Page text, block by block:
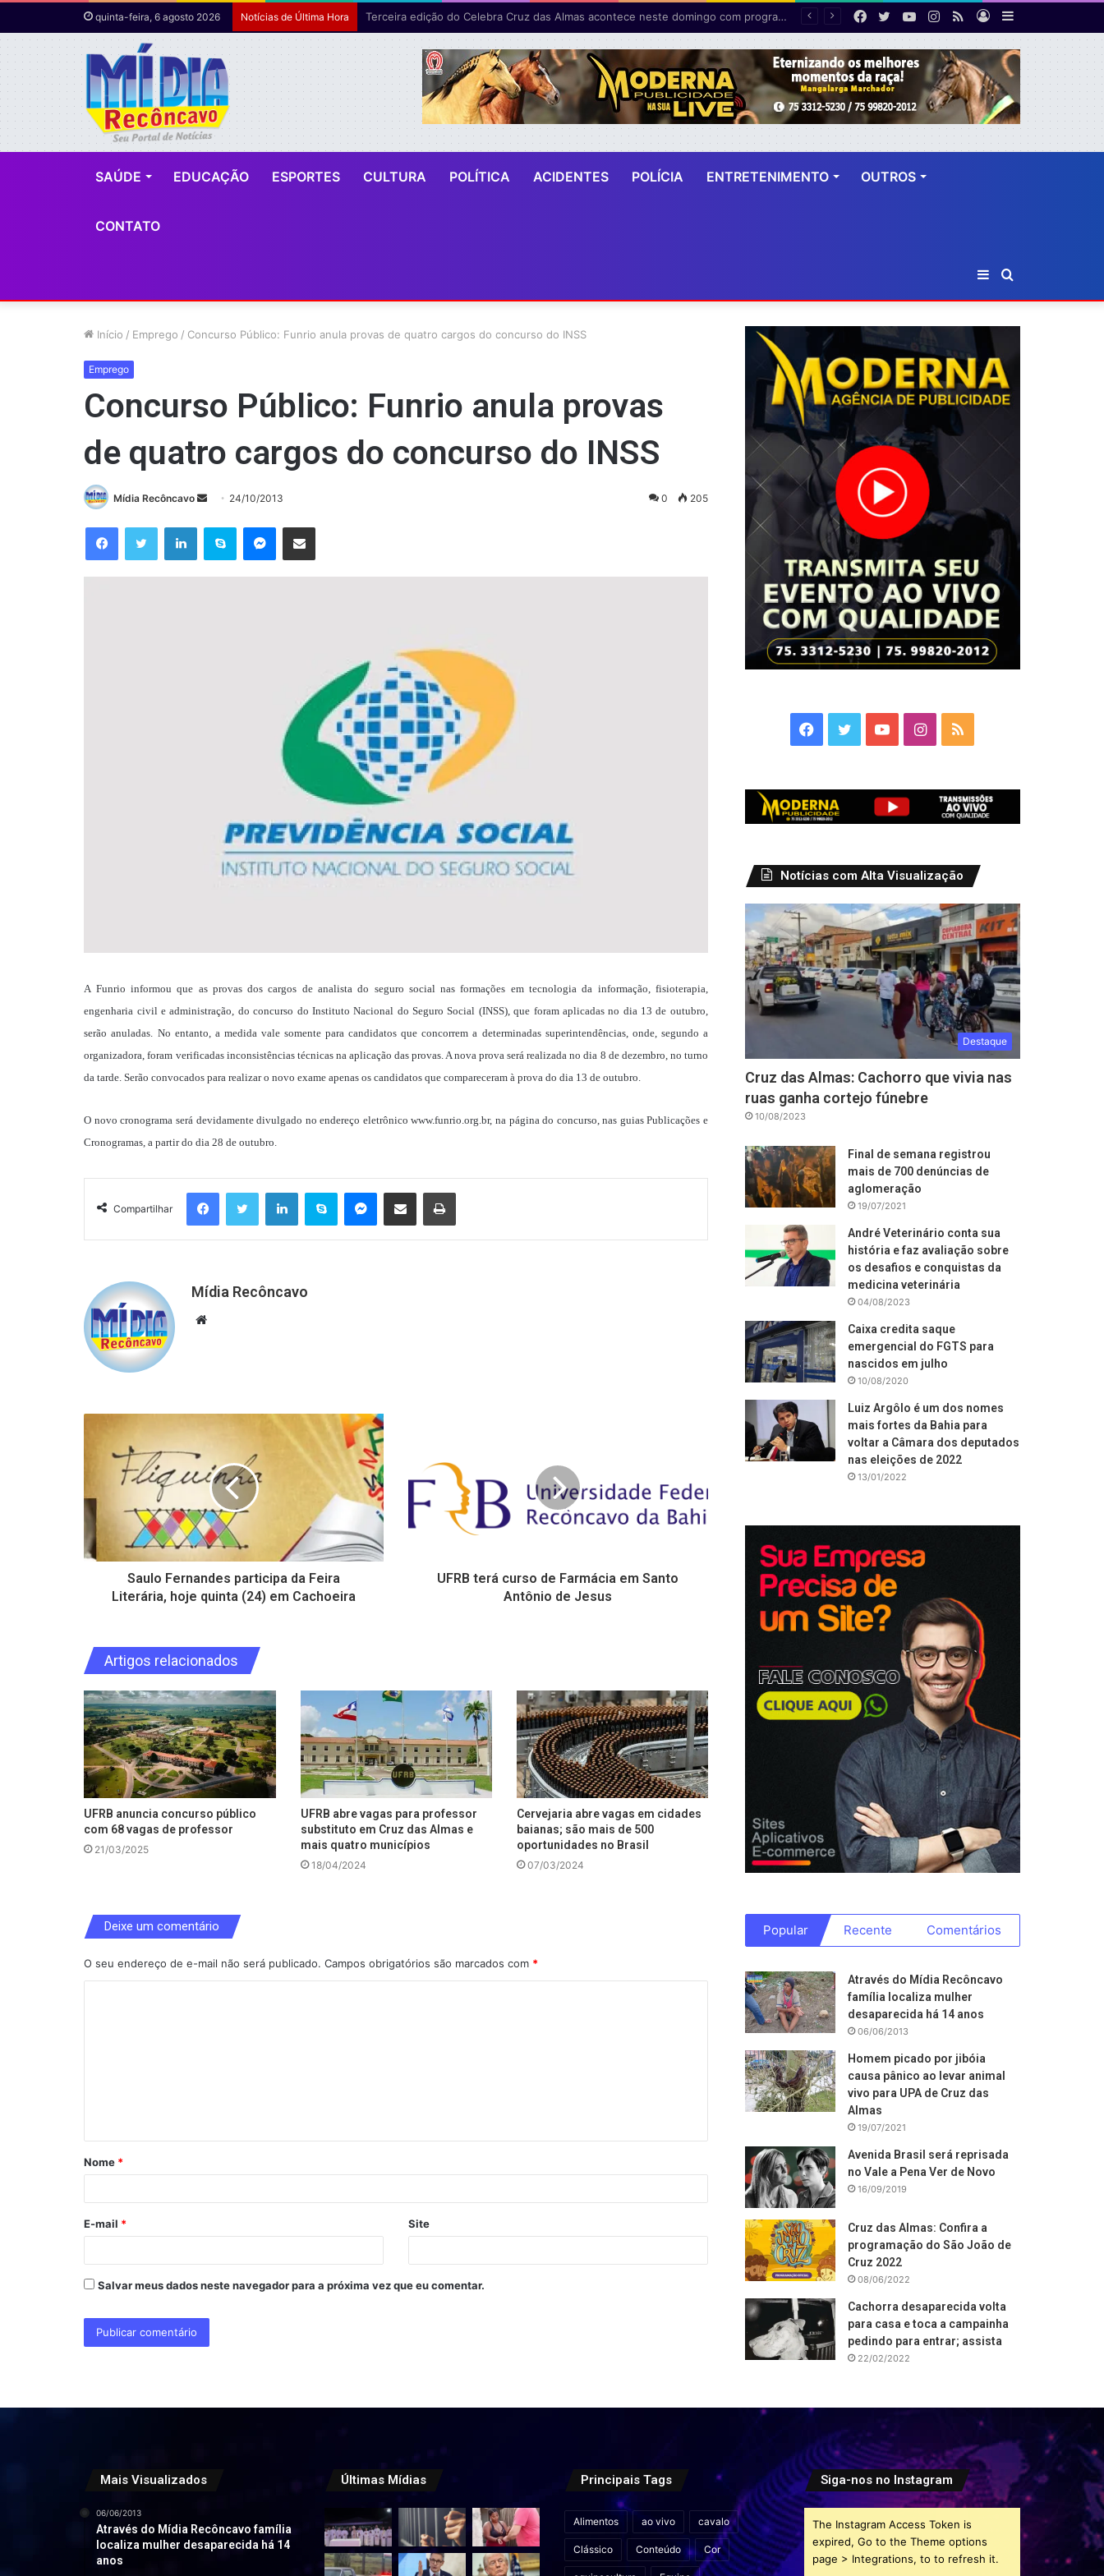
quinta-feira, 6 agosto 2026 Notícias de Última Hora Polícia cumpre mandado de prisão contra investigado por roubo majorado em Cruz das Almas
Barra
Lateral
Entrar
RSS
Instagram
YouTube
Twitter
Facebook
SAÚDE EDUCAÇÃO ESPORTES CULTURA POLÍTICA ACIDENTES POLÍCIA ENTRETENIMENTO OUTROS
CONTATO
por
Barra
Lateral
Início / Emprego / Concurso Público: Funrio anula provas de quatro cargos do concurso do INSS
Emprego
Concurso Público: Funrio anula provas
de quatro cargos do concurso do INSS
Mídia Recôncavo
Mande
e-
24/10/2013 0 205
FacebookTwitter LinkedinSkype Messenger
Compartilhar via e-mail
A Funrio informou que as provas dos cargos de analista do seguro social nas formações em tecnologia da informação, fisioterapia,
engenharia civil e administração, do concurso do Instituto Nacional do Seguro Social (INSS), que foram aplicadas no dia 13 de outubro,
serão anuladas. No entanto, a medida vale somente para candidatos que concorrem a determinadas superintendências, onde, segundo a
organizadora, foram verificadas inconsistências técnicas na aplicação das provas. A nova prova será realizada no dia 8 de dezembro, no turno
da tarde. Serão convocados para realizar o novo exame apenas os candidatos que compareceram à prova do dia 13 de outubro.
O novo cronograma será devidamente divulgado no endereço eletrônico www.funrio.org.br, na página do concurso, nas guias Publicações e
Cronogramas, a partir do dia 28 de outubro.
Compartilhar
FacebookTwitter LinkedinSkype Messenger
Compartilhar via e-mail Imprimir
Mídia Recôncavo
Website
Saulo Fernandes participa da Feira
Literária, hoje quinta (24) em Cachoeira
UFRB terá curso de Farmácia em Santo
Antônio de Jesus
Artigos relacionados
UFRB anuncia concurso público
com 68 vagas de professor
21/03/2025
UFRB abre vagas para professor
substituto em Cruz das Almas e
mais quatro municípios
18/04/2024
Cervejaria abre vagas em cidades
baianas; são mais de 500
oportunidades no Brasil
07/03/2024
Deixe um comentário
O seu endereço de e-mail não será publicado. Campos obrigatórios são marcados com *
á
r
*
Nome *
E-mail * Site
Salvar meus dados neste navegador para a próxima vez que eu comentar.
Facebook
TwitterYouTubeInstagram
RSS
Notícias com Alta Visualização
Destaque
Cruz das Almas: Cachorro que vivia nas
ruas ganha cortejo fúnebre
10/08/2023
Final de semana registrou
mais de 700 denúncias de
aglomeração
19/07/2021
André Veterinário conta sua
história e faz avaliação sobre
os desafios e conquistas da
medicina veterinária
04/08/2023
Caixa credita saque
emergencial do FGTS para
nascidos em julho
10/08/2020
Luiz Argôlo é um dos nomes
mais fortes da Bahia para
voltar a Câmara dos deputados
nas eleições de 2022
13/01/2022
Popular Recente Comentários
Através do Mídia Recôncavo
família localiza mulher
desaparecida há 14 anos
06/06/2013
Homem picado por jibóia
causa pânico ao levar animal
vivo para UPA de Cruz das
Almas
19/07/2021
Avenida Brasil será reprisada
no Vale a Pena Ver de Novo
16/09/2019
Cruz das Almas: Confira a
programação do São João de
Cruz 2022
08/06/2022
Cachorra desaparecida volta
para casa e toca a campainha
pedindo para entrar; assista
22/02/2022
Mais Visualizados
06/06/2013
Através do Mídia Recôncavo família
localiza mulher desaparecida há 14
anos
Últimas Mídias Principais Tags
Alimentos ao vivo cavalo
Clássico Conteúdo Cor
Siga-nos no Instagram
The Instagram Access Token is
expired, Go to the Theme options
page > Integrations, to to refresh it.